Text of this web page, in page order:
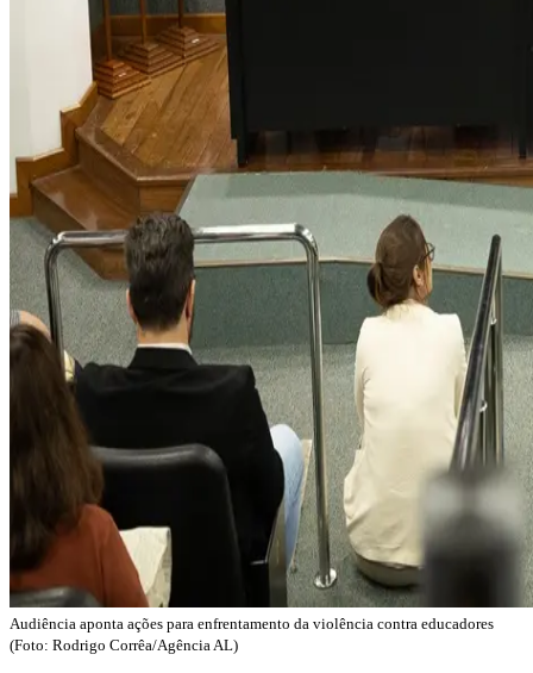
Audiência aponta ações para enfrentamento da violência contra educadores
(Foto: Rodrigo Corrêa/Agência AL)